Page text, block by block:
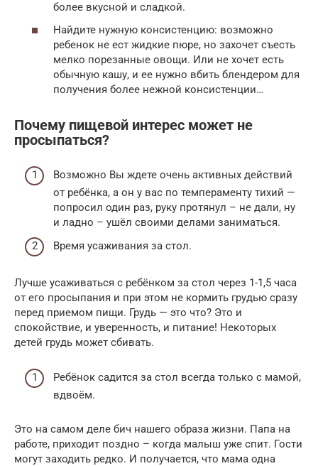
более вкусной и сладкой.
Найдите нужную консистенцию: возможно
ребенок не ест жидкие пюре, но захочет съесть
мелко порезанные овощи. Или не хочет есть
обычную кашу, и ее нужно вбить блендером для
получения более нежной консистенции…
Почему пищевой интерес может не
просыпаться?
Возможно Вы ждете очень активных действий
от ребёнка, а он у вас по темпераменту тихий —
попросил один раз, руку протянул – не дали, ну
и ладно – ушёл своими делами заниматься.
Время усаживания за стол.
Лучше усаживаться с ребёнком за стол через 1-1,5 часа
от его просыпания и при этом не кормить грудью сразу
перед приемом пищи. Грудь — это что? Это и
спокойствие, и уверенность, и питание! Некоторых
детей грудь может сбивать.
Ребёнок садится за стол всегда только с мамой,
вдвоём.
Это на самом деле бич нашего образа жизни. Папа на
работе, приходит поздно – когда малыш уже спит. Гости
могут заходить редко. И получается, что мама одна